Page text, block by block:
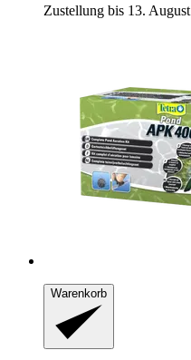
Zustellung bis 13. August
Warenkorb